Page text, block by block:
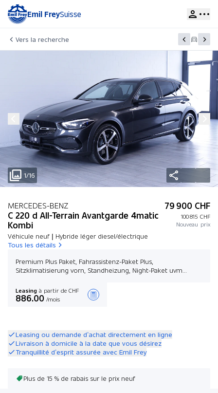
Emil FreySuisse
Vers la recherche
1/16
MERCEDES-BENZ
C 220 d All-Terrain Avantgarde 4matic
Kombi
Véhicule neuf | Hybride léger diesel/électrique
Tous les détails
79 900 CHF
100 815 CHF
Nouveau prix
Premium Plus Paket, Fahrassistenz-Paket Plus,
Sitzklimatisierung vorn, Standheizung, Night-Paket uvm...
Leasing à partir de CHF
886.00 /mois
Leasing ou demande d’achat directement en ligne
Livraison à domicile à la date que vous désirez
Tranquillité d’esprit assurée avec Emil Frey
Plus de 15 % de rabais sur le prix neuf